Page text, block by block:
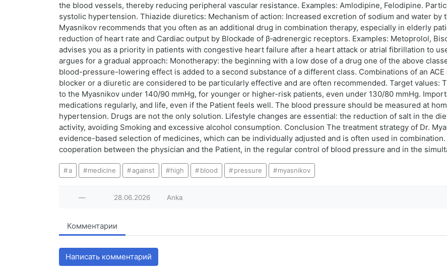
the blood vessels, thereby reducing peripheral vascular resistance. Examples: Amlodipine, Felodipine.
systolic hypertension. Thiazide diuretics: Mechanism of action: Increased excretion of sodium and water by
Myasnikov recommends that you often as an additional drug in combination therapy, especially in elderly
reduction of heart rate and Cardiac output by Blockade of β‑adrenergic receptors. Examples: Metoprolol,
advises you as a priority in patients with congestive heart failure after a heart attack or atrial fibrillation to
argues for a gradual approach: Monotherapy: the beginning with a low dose of a drug one of the above
blood-pressure-lowering effect is added to a second substance of a different class. Combinations of an
blocker or a diuretic are considered to be particularly effective and are often recommended. Target values:
to the Myasnikov under 140/90 mmHg, for younger or higher-risk patients, even under 130/80 mmHg.
medications regularly, and life, even if the Patient feels well. The blood pressure should be measured at
hypertension. Drugs are not the only solution. Lifestyle changes are essential: the reduction of salt in the
activity, avoiding Smoking and excessive alcohol consumption. Conclusion The treatment strategy of Dr.
evidence-based selection of medicines, which can be individually adjusted and is often used in
cooperation between the physician and the Patient, in the regular control of blood pressure and in the
a medicine against high blood pressure myasnikov
— 28.06.2026 Anka
Комментарии
Написать комментарий